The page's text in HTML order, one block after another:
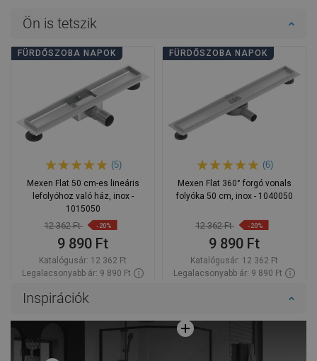
Ön is tetszik
FÜRDŐSZOBA NAPOK
(5)
Mexen Flat 50 cm-es lineáris
lefolyóhoz való ház, inox -
1015050
12 362 Ft -20%
9 890 Ft
Katalógusár: 12 362 Ft
Legalacsonyabb ár: 9 890 Ft
össze
FÜRDŐSZOBA NAPOK
(6)
Mexen Flat 360° forgó vonals
folyóka 50 cm, inox - 1040050
12 362 Ft -20%
9 890 Ft
Katalógusár: 12 362 Ft
Legalacsonyabb ár: 9 890 Ft
Hasonlítsa
Inspirációk